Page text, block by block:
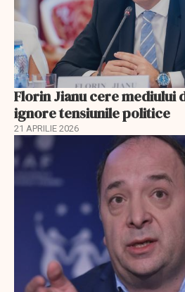
Florin Jianu cere mediului
ignore tensiunile politice
21 APRILIE 2026
EXCLUSIV